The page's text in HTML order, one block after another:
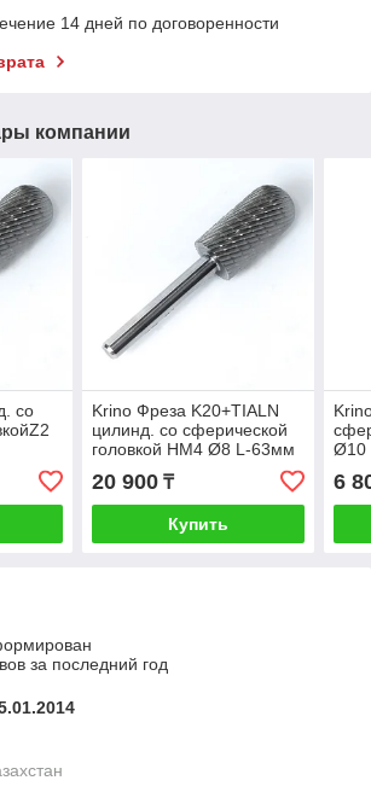
14 дней по договоренности
компании
со
Krino Фреза K20+TIALN
цилинд. со сферической
головкой HM4 Ø8 L-63мм
20 900₸
Купить
Ø10
6
за последний год